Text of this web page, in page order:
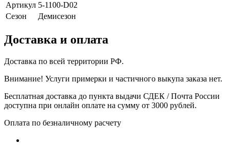
Артикул 5-1100-D02
Сезон
Демисезон
Доставка и оплата
Доставка по всей территории РФ.
Внимание! Услуги примерки и частичного выкупа заказа нет.
Бесплатная доставка до пункта выдачи СДЕК / Почта России
доступна при онлайн оплате на сумму от 3000 рублей.
Оплата по безналичному расчету